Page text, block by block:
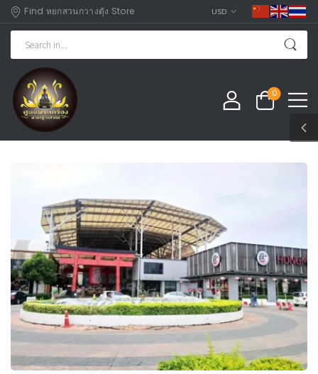
Find หยกสวนกวางตุัง Store USD
0